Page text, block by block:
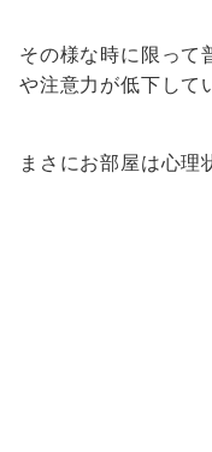
その様な時に限って
や注意力が低下して
まさにお部屋は心理